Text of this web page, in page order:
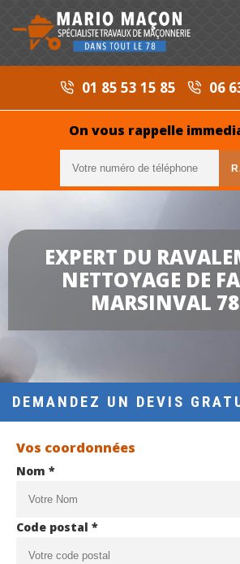
01 85 53 15 85 06
On vous rappelle
EXPERT DU
NETTOYAGE DE
MARSINVAL
DEMANDEZ UN DEVIS
Vos coordonnées
Nom *
Code postal *